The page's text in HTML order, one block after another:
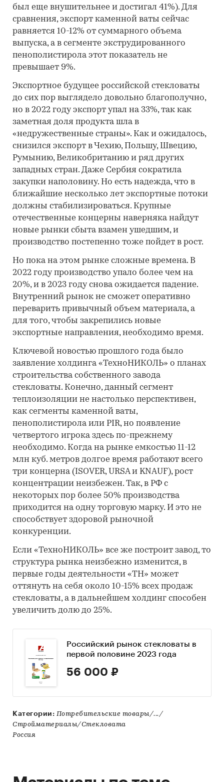
был еще внушительнее и достигал 41%). Для
сравнения, экспорт каменной ваты сейчас
равняется 10-12% от суммарного объема
выпуска, а в сегменте экструдированного
пенополистирола этот показатель не
превышает 9%.
Экспортное будущее российской стекловаты
до сих пор выглядело довольно благополучно,
но в 2022 году экспорт упал на 33%, так как
заметная доля продукта шла в
«недружественные страны». Как и ожидалось,
снизился экспорт в Чехию, Польшу, Швецию,
Румынию, Великобританию и ряд других
западных стран. Даже Сербия сократила
закупки наполовину. Но есть надежда, что в
ближайшие несколько лет экспортные потоки
должны стабилизироваться. Крупные
отечественные концерны наверняка найдут
новые рынки сбыта взамен ушедшим, и
производство постепенно тоже пойдет в рост.
Но пока на этом рынке сложные времена. В
2022 году производство упало более чем на
20%, и в 2023 году снова ожидается падение.
Внутренний рынок не сможет оперативно
переварить привычный объем материала, а
для того, чтобы закрепились новые
экспортные направления, необходимо время.
Ключевой новостью прошлого года было
заявление холдинга «ТехноНИКОЛЬ» о планах
строительства собственного завода
стекловаты. Конечно, данный сегмент
теплоизоляции не настолько перспективен,
как сегменты каменной ваты,
пенополистирола или PIR, но появление
четвертого игрока здесь по-прежнему
необходимо. Когда на рынке емкостью 11-12
млн куб. метров долгое время работают всего
три концерна (ISOVER, URSA и KNAUF), рост
концентрации неизбежен. Так, в РФ с
некоторых пор более 50% производства
приходится на одну торговую марку. И это не
способствует здоровой рыночной
конкуренции.
Если «ТехноНИКОЛЬ» все же построит завод, то
структура рынка неизбежно изменится, в
первые годы деятельности «ТН» может
оттянуть на себя около 10-15% всех продаж
стекловаты, а в дальнейшем холдинг способен
увеличить долю до 25%.
Российский рынок стекловаты в
первой половине 2023 года
56 000 ₽
Категории: Потребительские товары/.../
Стройматериалы/Стекловата
Россия